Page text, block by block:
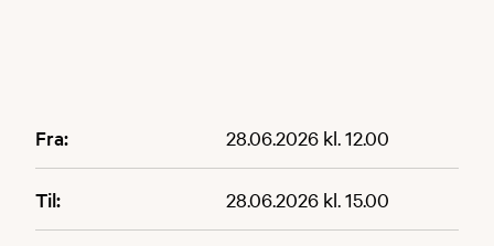
Fra: 28.06.2026 kl. 12.00
Til: 28.06.2026 kl. 15.00